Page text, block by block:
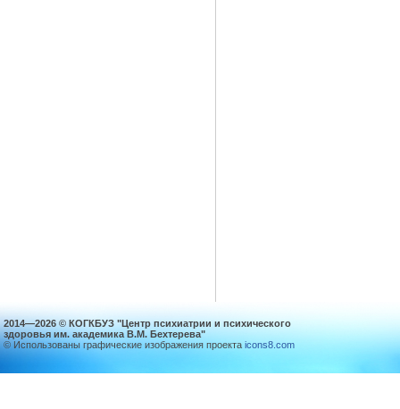
2014—2026 © КОГКБУЗ "Центр психиатрии и психического
здоровья им. академика В.М. Бехтерева"
© Использованы графические изображения проекта icons8.com